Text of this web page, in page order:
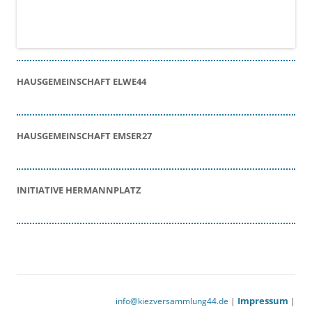
HAUSGEMEINSCHAFT ELWE44
HAUSGEMEINSCHAFT EMSER27
INITIATIVE HERMANNPLATZ
info@kiezversammlung44.de | Impressum |